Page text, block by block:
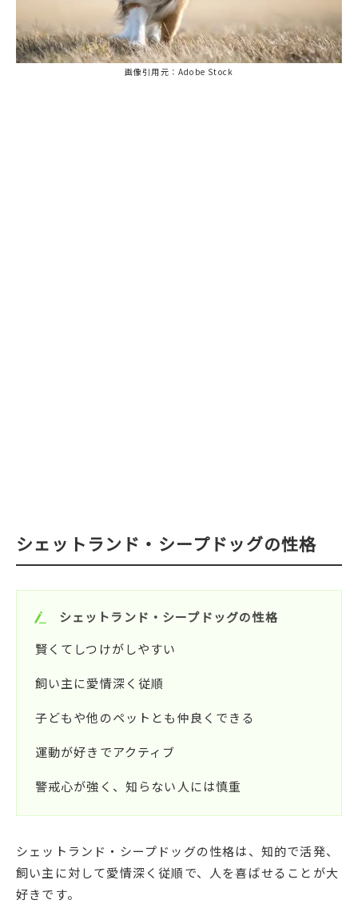
画像引用元：Adobe Stock
シェットランド・シープドッグの性格
シェットランド・シープドッグの性格
賢くてしつけがしやすい
飼い主に愛情深く従順
子どもや他のペットとも仲良くできる
運動が好きでアクティブ
警戒心が強く、知らない人には慎重
シェットランド・シープドッグの性格は、知的で活発、
飼い主に対して愛情深く従順で、人を喜ばせることが大
好きです。